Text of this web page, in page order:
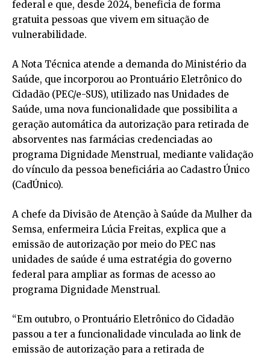
federal e que, desde 2024, beneficia de forma
gratuita pessoas que vivem em situação de
vulnerabilidade.
A Nota Técnica atende a demanda do Ministério da
Saúde, que incorporou ao Prontuário Eletrônico do
Cidadão (PEC/e-SUS), utilizado nas Unidades de
Saúde, uma nova funcionalidade que possibilita a
geração automática da autorização para retirada de
absorventes nas farmácias credenciadas ao
programa Dignidade Menstrual, mediante validação
do vínculo da pessoa beneficiária ao Cadastro Único
(CadÚnico).
A chefe da Divisão de Atenção à Saúde da Mulher da
Semsa, enfermeira Lúcia Freitas, explica que a
emissão de autorização por meio do PEC nas
unidades de saúde é uma estratégia do governo
federal para ampliar as formas de acesso ao
programa Dignidade Menstrual.
“Em outubro, o Prontuário Eletrônico do Cidadão
passou a ter a funcionalidade vinculada ao link de
emissão de autorização para a retirada de